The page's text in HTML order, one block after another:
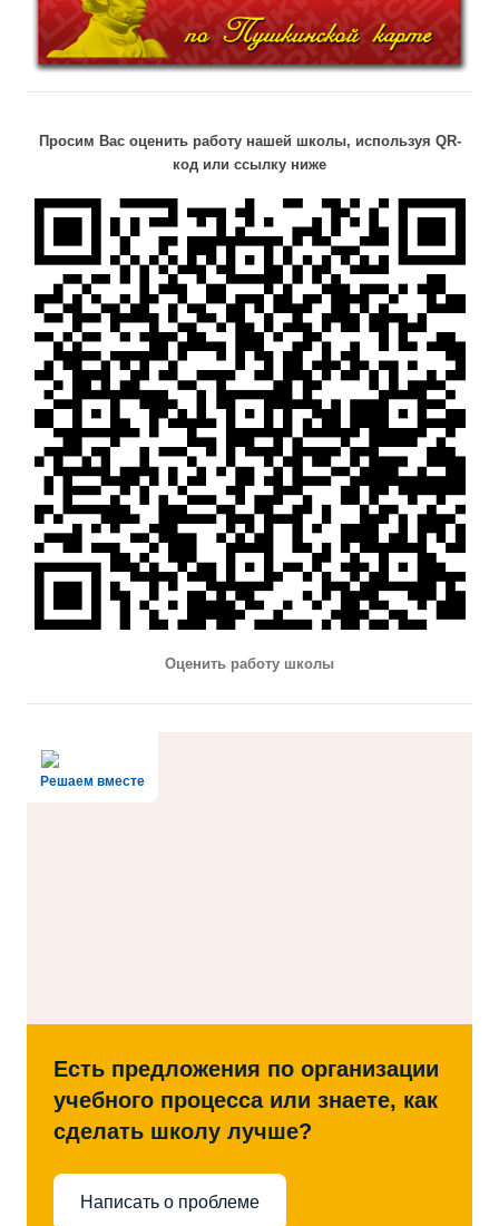
Просим Вас оценить работу нашей школы, используя QR-
код или ссылку ниже
Оценить работу школы
Решаем вместе
Есть предложения по организации
учебного процесса или знаете, как
сделать школу лучше?
Написать о проблеме